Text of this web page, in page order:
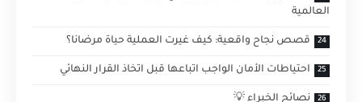
العالمية
قصص نجاح واقعية: كيف غيرت العملية حياة مرضانا؟
احتياطات الأمان الواجب اتباعها قبل اتخاذ القرار النهائي
نصائح الخبراء 💡